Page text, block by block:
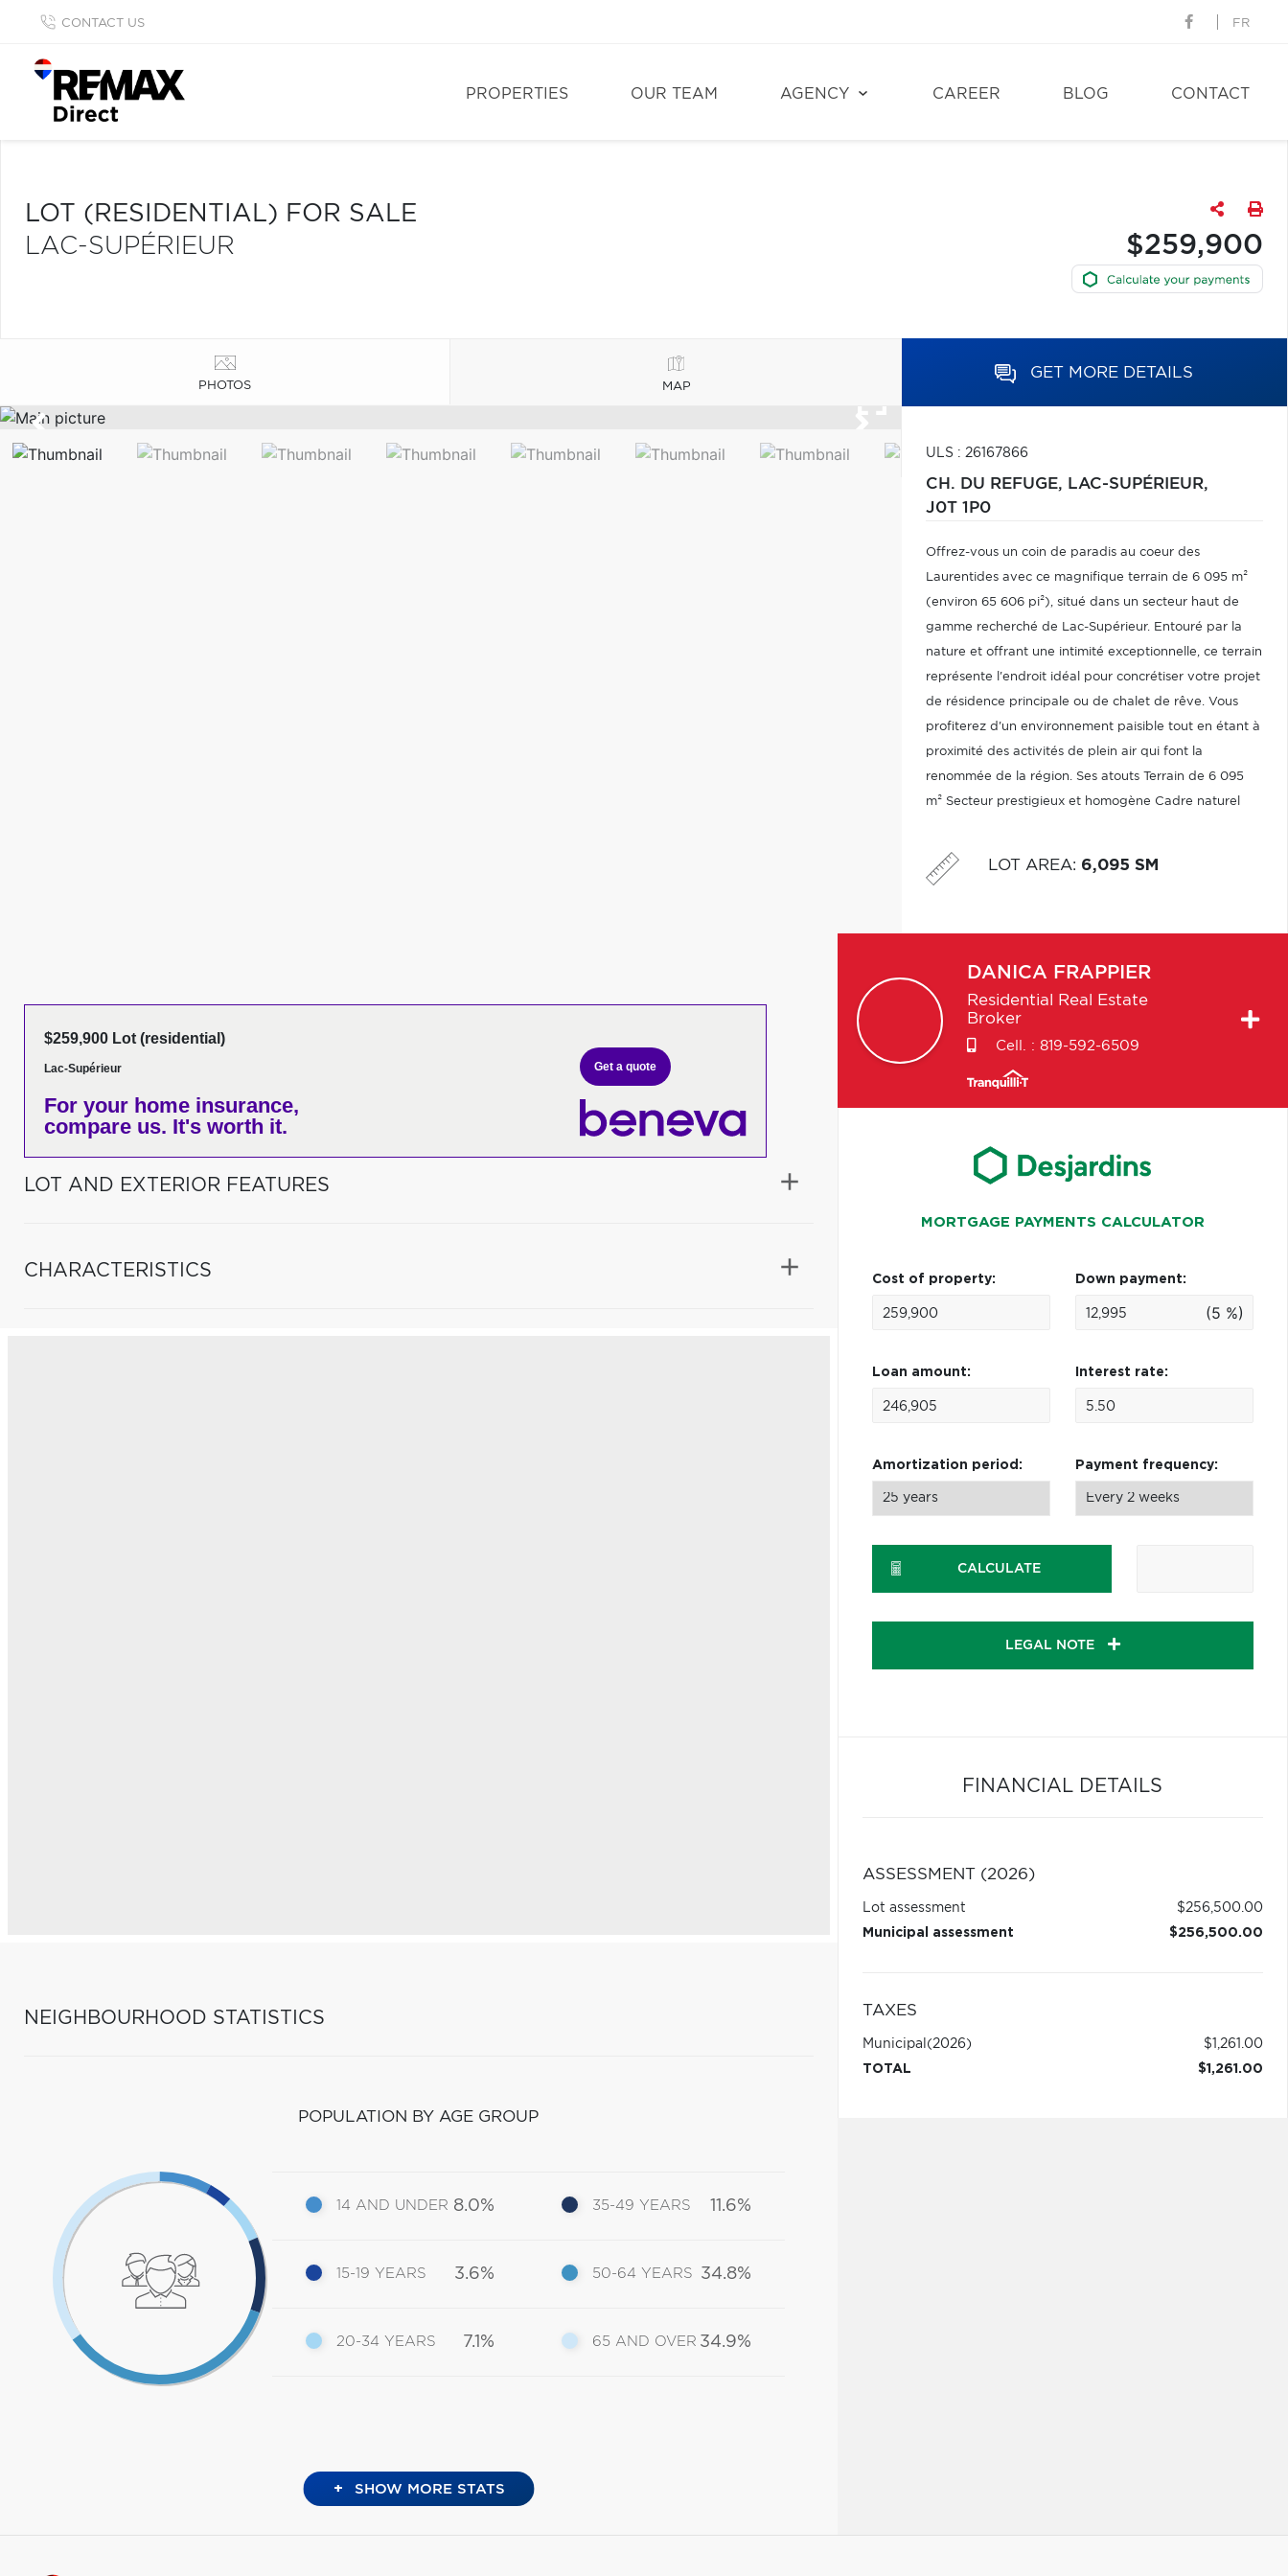
CONTACT US FR
PROPERTIES OUR TEAM AGENCY CAREER BLOG CONTACT
LOT (RESIDENTIAL) FOR SALE
LAC-SUPÉRIEUR
$259,900
PHOTOS MAP
GET MORE DETAILS
ULS : 26167866
CH. DU REFUGE, LAC-SUPÉRIEUR,
J0T 1P0
Offrez-vous un coin de paradis au coeur des
Laurentides avec ce magnifique terrain de 6 095 m²
(environ 65 606 pi²), situé dans un secteur haut de
gamme recherché de Lac-Supérieur. Entouré par la
nature et offrant une intimité exceptionnelle, ce terrain
représente l'endroit idéal pour concrétiser votre projet
de résidence principale ou de chalet de rêve. Vous
profiterez d'un environnement paisible tout en étant à
proximité des activités de plein air qui font la
renommée de la région. Ses atouts Terrain de 6 095
m² Secteur prestigieux et homogène Cadre naturel
Supérieur,
LOT AREA: 6,095 SM
$259,900 Lot (residential)
Lac-Supérieur
For your home insurance,
compare us. It's worth it.
Get a quote
LOT AND EXTERIOR FEATURES
CHARACTERISTICS
NEIGHBOURHOOD STATISTICS
POPULATION BY AGE GROUP
14 AND UNDER 8.0%
15-19 YEARS 3.6%
20-34 YEARS 7.1%
35-49 YEARS 11.6%
50-64 YEARS 34.8%
65 AND OVER 34.9%
+ SHOW MORE STATS
DANICA FRAPPIER
Residential Real Estate
Broker
Cell. : 819-592-6509
MORTGAGE PAYMENTS CALCULATOR
Cost of property: Down payment:
(5 %)
Loan amount: Interest rate:
Amortization period: Payment frequency:
CALCULATE
LEGAL NOTE
FINANCIAL DETAILS
ASSESSMENT (2026)
Lot assessment
$256,500.00
Municipal assessment
$256,500.00
TAXES
Municipal (2026)
$1,261.00
TOTAL
$1,261.00